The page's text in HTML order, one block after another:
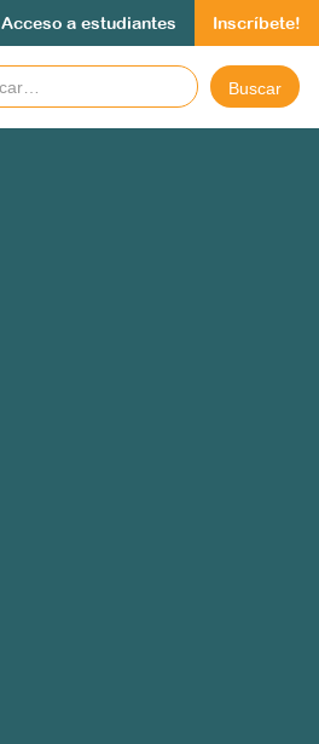
Acceso a estudiantes Inscríbete!